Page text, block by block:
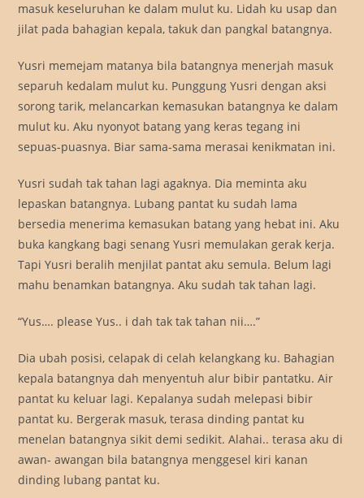
masuk keseluruhan ke dalam mulut ku. Lidah ku usap dan
jilat pada bahagian kepala, takuk dan pangkal batangnya.
Yusri memejam matanya bila batangnya menerjah masuk
separuh kedalam mulut ku. Punggung Yusri dengan aksi
sorong tarik, melancarkan kemasukan batangnya ke dalam
mulut ku. Aku nyonyot batang yang keras tegang ini
sepuas-puasnya. Biar sama-sama merasai kenikmatan ini.
Yusri sudah tak tahan lagi agaknya. Dia meminta aku
lepaskan batangnya. Lubang pantat ku sudah lama
bersedia menerima kemasukan batang yang hebat ini. Aku
buka kangkang bagi senang Yusri memulakan gerak kerja.
Tapi Yusri beralih menjilat pantat aku semula. Belum lagi
mahu benamkan batangnya. Aku sudah tak tahan lagi.
“Yus…. please Yus.. i dah tak tak tahan nii….”
Dia ubah posisi, celapak di celah kelangkang ku. Bahagian
kepala batangnya dah menyentuh alur bibir pantatku. Air
pantat ku keluar lagi. Kepalanya sudah melepasi bibir
pantat ku. Bergerak masuk, terasa dinding pantat ku
menelan batangnya sikit demi sedikit. Alahai.. terasa aku di
awan- awangan bila batangnya menggesel kiri kanan
dinding lubang pantat ku.